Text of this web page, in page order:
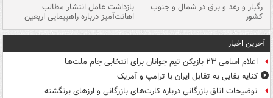
رگبار و رعد و برق در شمال و جنوب
کشور
بازداشت عامل انتشار مطالب
اهانت‌آمیز درباره راهپیمایی اربعین
آخرین اخبار
اعلام اسامی ۲۳ بازیکن تیم جوانان برای انتخابی جام ملت‌ها
کنایه بقایی به تقابل ایران با ترامپ و آمریک
توضیحات اتاق بازرگانی درباره کارت‌های بازرگانی و ارزهای برنگشته